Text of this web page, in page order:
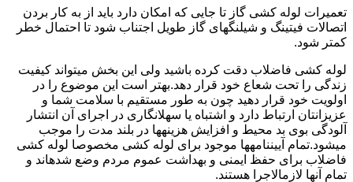
تعمیرات لوله کشی گاز تا جایی که امکان دارد باید از به کار بردن
اتصالات فیتینگ و شیلنگهای گاز طویل اجتناب شود تا احتمال خطر
کمتر شود.
لوله کشی فاضلاب دقت کرده باشید ولی این بخش میتواند کیفیت
زندگی را تحت شعاع خود قرار دهد.بهتر است این موضوع را در
اولویت خود قرار دهید چون به طور مستقیم با سلامت شما و
عزیزانتان ارتباط دارد و اشتباه یا سهلانگاری در اجرای آن انتشار
آلودگی بوی بد محیط و افزایش هزینهها در بلند مدت را موجب
میشود.تمام آییننامهها موجود برای لوله کشی مخصوصا لوله کشی
فاضلاب برای حفظ ایمنی و بهداشت عموم مردم وضع شدهاند و
تمام آنها لازمالاجرا هستند.